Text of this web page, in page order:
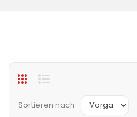
Sortieren nach